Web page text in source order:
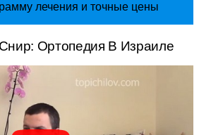
лечения и точные цены
Ортопедия В Израиле